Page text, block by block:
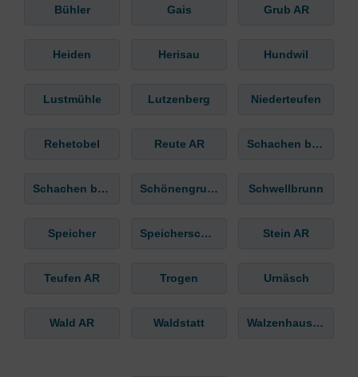
Bühler Gais Grub AR
Heiden Herisau Hundwil
Lustmühle Lutzenberg Niederteufen
Rehetobel Reute AR Schachen b. Herisau
Schachen b. Reute Schönengrund Schwellbrunn
Speicher Speicherschwendi Stein AR
Teufen AR Trogen Urnäsch
Wald AR Waldstatt Walzenhausen